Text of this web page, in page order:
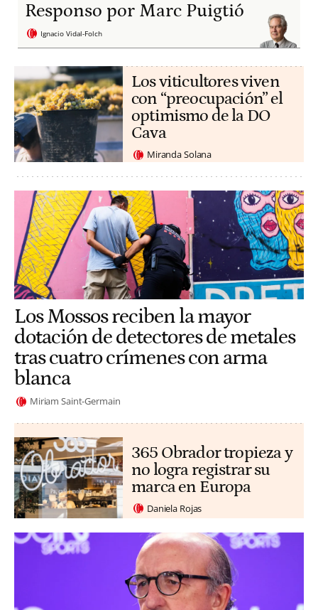
Responso por Marc Puigtió
Ignacio Vidal-Folch
Los viticultores viven
con “preocupación” el
optimismo de la DO
Cava
Miranda Solana
Los Mossos reciben la mayor
dotación de detectores de metales
tras cuatro crímenes con arma
blanca
Miriam Saint-Germain
365 Obrador tropieza y
no logra registrar su
marca en Europa
Daniela Rojas